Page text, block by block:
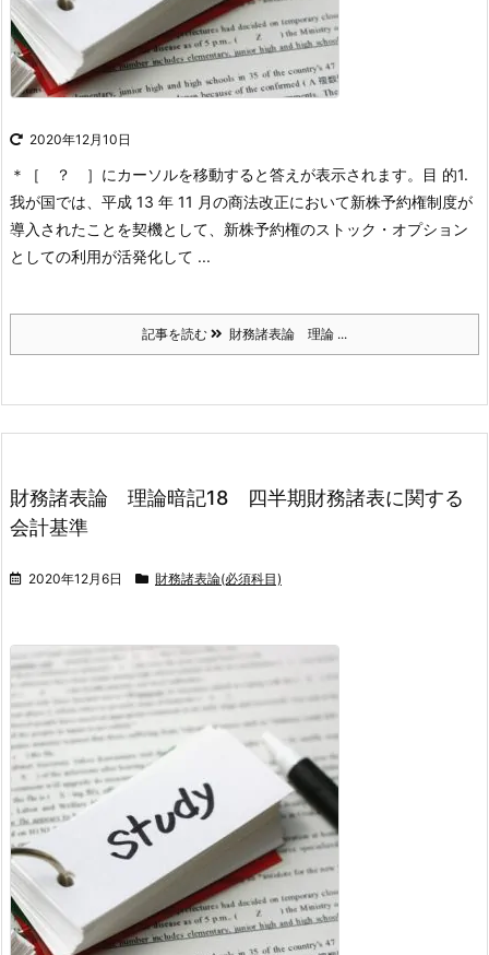
2020年12月10日
＊［ ？ ］にカーソルを移動すると答えが表示されます。 目 的1.
我が国では、平成 13 年 11 月の商法改正において新株予約権制度が
導入されたことを契機として、新株予約権のストック・オプション
としての利用が活発化して ...
記事を読む 財務諸表論 理論 ...
財務諸表論 理論暗記18 四半期財務諸表に関する
会計基準
2020年12月6日 財務諸表論(必須科目)